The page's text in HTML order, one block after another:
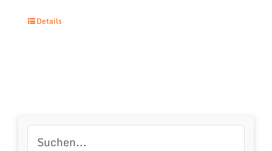
Details